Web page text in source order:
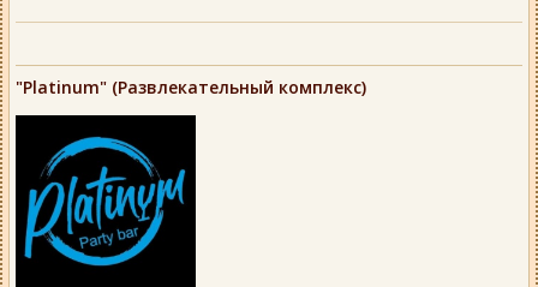
"Platinum" (Развлекательный комплекс)